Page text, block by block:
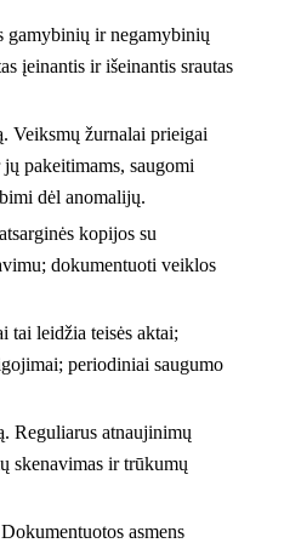
gamybinių ir negamybinių
įeinantis ir išeinantis srautas
Veiksmų žurnalai prieigai
pakeitimams, saugomi
dėl anomalijų.
kopijos su
dokumentuoti veiklos
tai leidžia teisės aktai;
periodiniai saugumo
Reguliarus atnaujinimų
skenavimas ir trūkumų
Dokumentuotos asmens